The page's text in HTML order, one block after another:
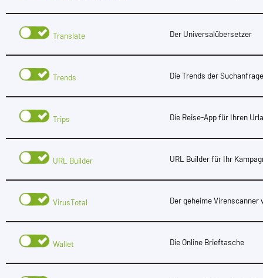
Translate Der Universalübersetzer
Trends Die Trends der
Trips Die Reise-App für Ihren
URL Builder URL Builder für Ihr
VirusTotal Der geheime Virenscanner
Wallet Die Online Brieftasche